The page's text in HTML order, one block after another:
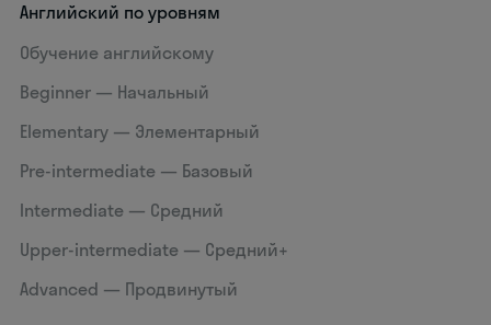
Английский по уровням
Обучение английскому
Beginner — Начальный
Elementary — Элементарный
Pre-intermediate — Базовый
Intermediate — Средний
Upper-intermediate — Средний+
Advanced — Продвинутый